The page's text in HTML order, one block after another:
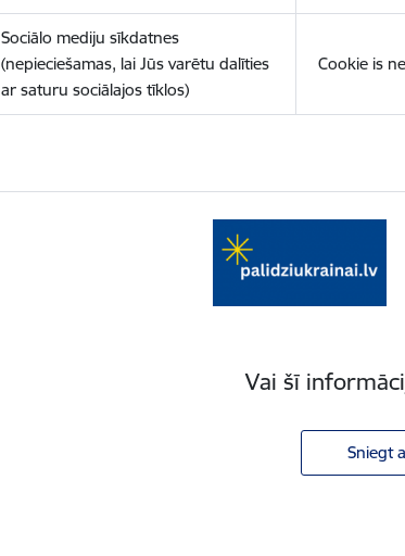
Sociālo mediju sīkdatnes
(nepieciešamas, lai Jūs varētu dalīties
ar saturu sociālajos tīklos)
Cookie is
Vai šī
Sniegt